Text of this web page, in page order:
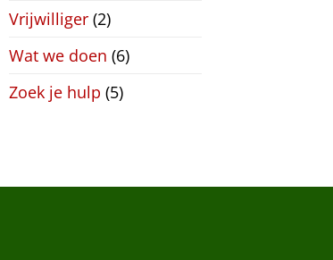
Vrijwilliger(2)
Wat we doen (6)
Zoek je hulp (5)